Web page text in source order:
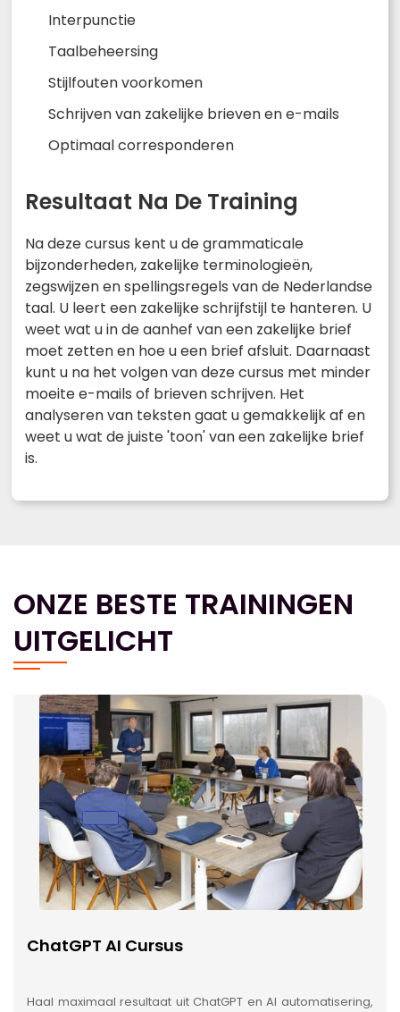
Interpunctie
Taalbeheersing
Stijlfouten voorkomen
Schrijven van zakelijke brieven en e-mails
Optimaal corresponderen
Resultaat Na De Training
Na deze cursus kent u de grammaticale
bijzonderheden, zakelijke terminologieën,
zegswijzen en spellingsregels van de Nederlandse
taal. U leert een zakelijke schrijfstijl te hanteren. U
weet wat u in de aanhef van een zakelijke brief
moet zetten en hoe u een brief afsluit. Daarnaast
kunt u na het volgen van deze cursus met minder
moeite e-mails of brieven schrijven. Het
analyseren van teksten gaat u gemakkelijk af en
weet u wat de juiste 'toon' van een zakelijke brief
is.
ONZE BESTE TRAININGEN
UITGELICHT
ChatGPT AI Cursus
Haal maximaal resultaat uit ChatGPT en AI automatisering,